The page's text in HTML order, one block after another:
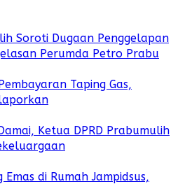
Soroti Dugaan Penggelapan
Perumda Petro Prabu
Taping Gas,
Ketua DPRD Prabumulih
di Rumah Jampidsus,